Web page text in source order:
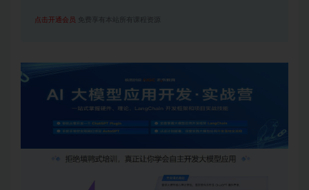
点击开通会员 免费享有本站所有课程资源